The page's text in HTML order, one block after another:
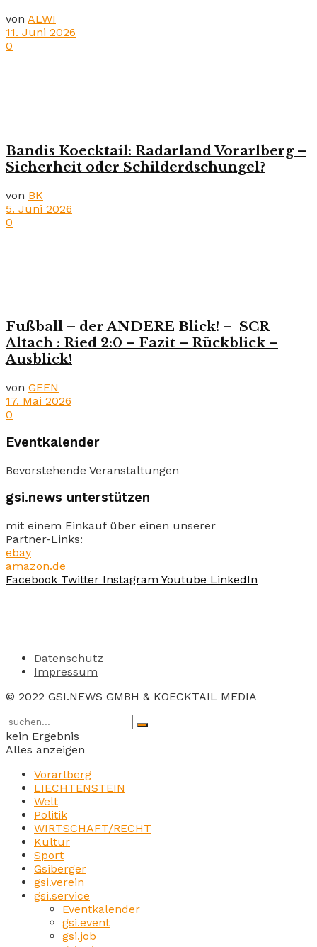
von ALWI
11. Juni 2026
0
Bandis Koecktail: Radarland Vorarlberg –
Sicherheit oder Schilderdschungel?
von BK
5. Juni 2026
0
Fußball – der ANDERE Blick! – SCR
Altach : Ried 2:0 – Fazit – Rückblick –
Ausblick!
von GEEN
17. Mai 2026
0
Eventkalender
Bevorstehende Veranstaltungen
gsi.news unterstützen
mit einem Einkauf über einen unserer
Partner-Links:
ebay
amazon.de
Facebook Twitter Instagram Youtube LinkedIn
Datenschutz
Impressum
© 2022 GSI.NEWS GMBH & KOECKTAIL MEDIA
kein Ergebnis
Alles anzeigen
Vorarlberg
LIECHTENSTEIN
Welt
Politik
WIRTSCHAFT/RECHT
Kultur
Sport
Gsiberger
gsi.verein
gsi.service
Eventkalender
gsi.event
gsi.job